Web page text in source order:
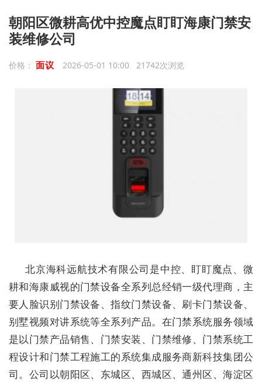
朝阳区微耕高优中控魔点盯盯海康门禁安
装维修公司
价格： 面议 2026-05-01 10:00 21742次浏览
北京海科远航技术有限公司是中控、盯盯魔点、微
耕和海康威视的门禁设备全系列总经销一级代理商，主
要人脸识别门禁设备、指纹门禁设备、刷卡门禁设备、
别墅视频对讲系统等全系列产品。 在门禁系统服务领域
是以门禁产品销售、门禁安装、门禁维修、门禁系统工
程设计和门禁工程施工的系统集成服务商新科技集团公
司。 公司以朝阳区、东城区、西城区、通州区、海淀区